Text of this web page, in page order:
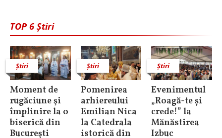
TOP 6 Știri
Știri
Moment de
rugăciune şi
împlinire la o
biserică din
Bucureşti
Știri
Pomenirea
arhiereului
Emilian Nica
la Catedrala
istorică din
Știri
Evenimentul
„Roagă-te și
crede!” la
Mănăstirea
Izbuc